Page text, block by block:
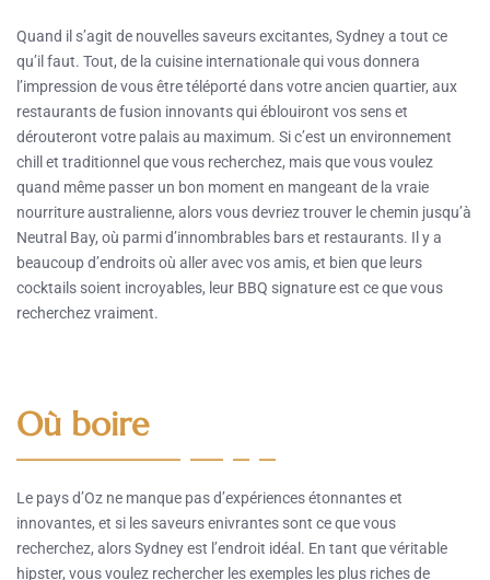
Quand il s’agit de nouvelles saveurs excitantes, Sydney a tout ce
qu’il faut. Tout, de la cuisine internationale qui vous donnera
l’impression de vous être téléporté dans votre ancien quartier, aux
restaurants de fusion innovants qui éblouiront vos sens et
dérouteront votre palais au maximum. Si c’est un environnement
chill et traditionnel que vous recherchez, mais que vous voulez
quand même passer un bon moment en mangeant de la vraie
nourriture australienne, alors vous devriez trouver le chemin jusqu’à
Neutral Bay, où parmi d’innombrables bars et restaurants. Il y a
beaucoup d’endroits où aller avec vos amis, et bien que leurs
cocktails soient incroyables, leur BBQ signature est ce que vous
recherchez vraiment.
Où boire
Le pays d’Oz ne manque pas d’expériences étonnantes et
innovantes, et si les saveurs enivrantes sont ce que vous
recherchez, alors Sydney est l’endroit idéal. En tant que véritable
hipster, vous voulez rechercher les exemples les plus riches de